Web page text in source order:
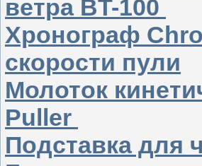
ветра BT-100
Хронограф
скорости пули
Молоток
Puller
Подставка для